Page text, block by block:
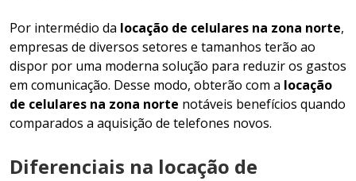
Por intermédio da locação de celulares na zona norte,
empresas de diversos setores e tamanhos terão ao
dispor por uma moderna solução para reduzir os gastos
em comunicação. Desse modo, obterão com a locação
de celulares na zona norte notáveis benefícios quando
comparados a aquisição de telefones novos.
Diferenciais na locação de